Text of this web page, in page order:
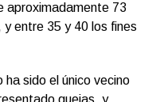
aproximadamente 73
entre 35 y 40 los fines
ha sido el único vecino